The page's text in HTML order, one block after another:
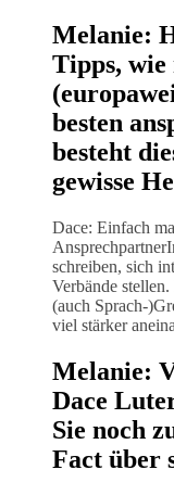
Melanie:
Tipps, wie
besten
besteht
gewisse
Dace: Einfach
schreiben, sich
Verbände
(auch Sprach-
viel stärker
Melanie:
Dace
Sie noch
Fact über